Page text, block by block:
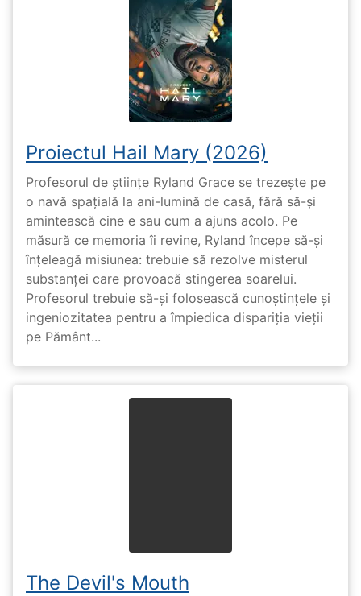
Proiectul Hail Mary (2026)
Profesorul de științe Ryland Grace se trezește pe
o navă spațială la ani-lumină de casă, fără să-și
amintească cine e sau cum a ajuns acolo. Pe
măsură ce memoria îi revine, Ryland începe să-și
înțeleagă misiunea: trebuie să rezolve misterul
substanței care provoacă stingerea soarelui.
Profesorul trebuie să-și folosească cunoștințele și
ingeniozitatea pentru a împiedica dispariția vieții
pe Pământ...
The Devil's Mouth